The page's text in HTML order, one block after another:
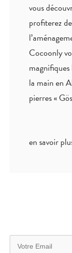
vous
profiterez de
Cocoonly
la main en
pierres «
en savoir